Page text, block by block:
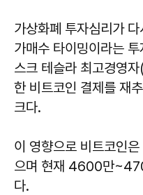
가상화폐 투자심리가
가매수 타이밍이라는
스크 테슬라 최고경영
한 비트코인 결제를 재
크다.
이 영향으로 비트코인
으며 현재 4600만
다.